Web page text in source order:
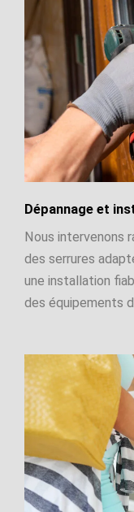
Dépannage et
Nous intervenons
des serrures
une installation
des équipements